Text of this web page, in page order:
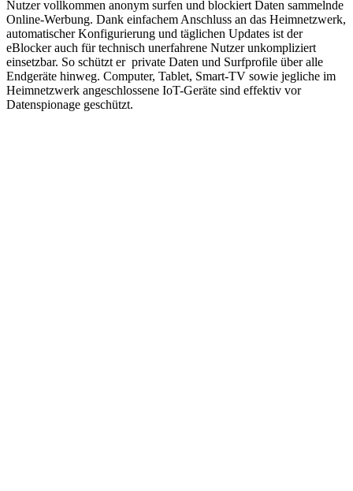
Nutzer vollkommen anonym surfen und blockiert Daten sammelnde
Online-Werbung. Dank einfachem Anschluss an das Heimnetzwerk,
automatischer Konfigurierung und täglichen Updates ist der
eBlocker auch für technisch unerfahrene Nutzer unkompliziert
einsetzbar. So schützt er private Daten und Surfprofile über alle
Endgeräte hinweg. Computer, Tablet, Smart-TV sowie jegliche im
Heimnetzwerk angeschlossene IoT-Geräte sind effektiv vor
Datenspionage geschützt.